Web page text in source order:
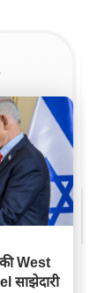
West
साझेदारी